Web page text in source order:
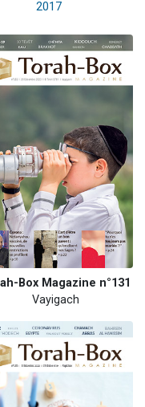
2017
Box Magazine n°131
Vayigach